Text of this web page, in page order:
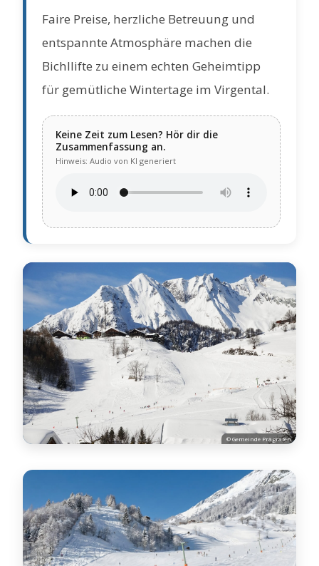
Faire Preise, herzliche Betreuung und
entspannte Atmosphäre machen die
Bichllifte zu einem echten Geheimtipp
für gemütliche Wintertage im Virgental.
Keine Zeit zum Lesen? Hör dir die
Zusammenfassung an.
Hinweis: Audio von KI generiert
© Gemeinde Prägraten